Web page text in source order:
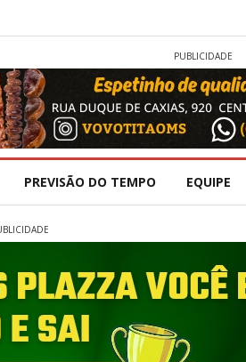
PUBLICIDADE
PREVISÃO DO TEMPO EQUIPE